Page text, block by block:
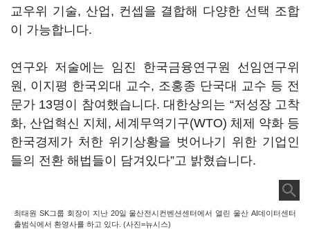
교우위 기술, 산업 , 컨셉을 결합해 다양한 선택 조합
이 가능합니다.
연구와 저술에는 임진 한국금융연구원 선임연구위
원 , 이지평 한국외대 교수, 조홍종 단국대 교수 등 전
문가 13명이 참여했습니다. 대한상의는 “저성장 고착
화, 산업혁신 지체 , 세계무역기구(WTO) 체제 약화 등
한국경제가 처한 위기상황을 벗어나기 위한 기업인
들의 전환 해법들이 담겨있다”고 밝혔습니다.
최태원 SK그룹 회장이 지난 20일 울산전시컨벤션센터에서 열린 울산 AI데이터센터
출범식에서 환영사를 하고 있다. (사진=뉴시스)